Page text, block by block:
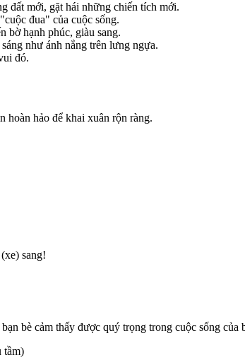
đất mới, gặt hái những chiến tích mới.
đua" của cuộc sống.
bờ hạnh phúc, giàu sang.
như ánh nắng trên lưng ngựa.
đó.
hoàn hảo để khai xuân rộn ràng.
sang!
bè cảm thấy được quý trọng trong cuộc sống của
tầm)